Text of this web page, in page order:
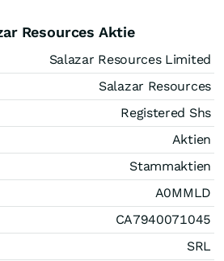
Resources Aktie
Salazar Resources Limited
Salazar Resources
Registered Shs
Aktien
Stammaktien
A0MMLD
CA7940071045
SRL